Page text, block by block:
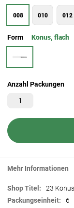
008 010 012
Form Konus, flach
Anzahl Packungen
Mehr Informationen
Mehr
Informationen
23
6